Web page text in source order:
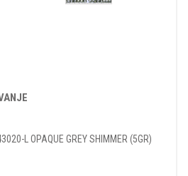
L OPAQUE GREY SHIMMER (5GR)